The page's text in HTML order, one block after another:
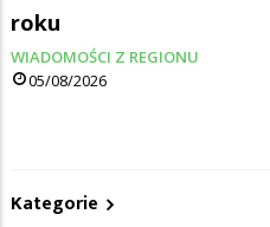
roku
WIADOMOŚCI Z REGIONU
05/08/2026
Kategorie